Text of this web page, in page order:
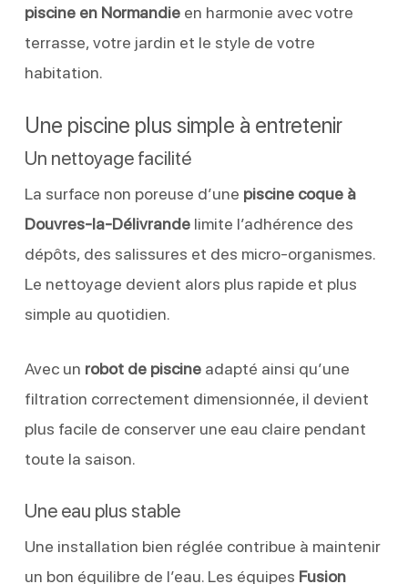
piscine en Normandieen harmonie avec votre
terrasse, votre jardin et le style de votre
habitation.
Une piscine plus simple à entretenir
Un nettoyage facilité
La surface non poreuse d’une piscine coque à
Douvres-la-Délivrandelimite l’adhérence des
dépôts, des salissures et des micro-organismes.
Le nettoyage devient alors plus rapide et plus
simple au quotidien.
Avec un robot de piscineadapté ainsi qu’une
filtration correctement dimensionnée, il devient
plus facile de conserver une eau claire pendant
toute la saison.
Une eau plus stable
Une installation bien réglée contribue à maintenir
un bon équilibre de l’eau. Les équipes Fusion